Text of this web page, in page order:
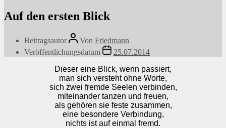
Auf den ersten Blick
Beitragsautor Von Friedmann
Veröffentlichungsdatum
25.07.2014
Dieser eine Blick, wenn passiert,
man sich versteht ohne Worte,
sich zwei fremde Seelen verbinden,
miteinander tanzen und freuen,
als gehören sie feste zusammen,
eine besondere Verbindung,
nichts ist auf einmal fremd.